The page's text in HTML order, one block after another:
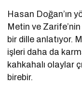
Hasan Doğan’ın
Metin ve
bir dille anlatıyor.
işleri daha da
kahkahalı olaylar
birebir.